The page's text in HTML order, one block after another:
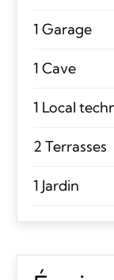
1 Garage
1 Cave
1 Local
2 Terrasses
1 Jardin